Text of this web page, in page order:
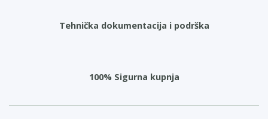
Tehnička dokumentacija i podrška
100% Sigurna kupnja